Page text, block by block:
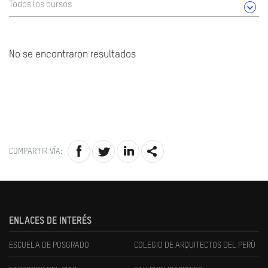
Todos los cursos
No se encontraron resultados
COMPARTIR VÍA:
ENLACES DE INTERÉS
ESCUELA DE POSGRADO COLEGIO DE ARQUITECTOS DEL PERÚ